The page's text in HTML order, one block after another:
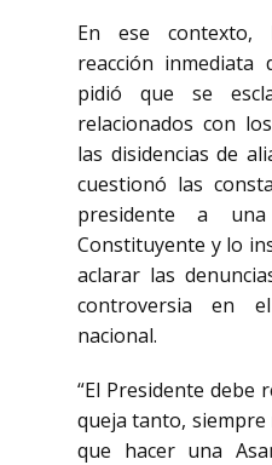
En ese contexto,
reacción
pidió que se
relacionados con
las disidencias de
cuestionó las
presidente a una
Constituyente y lo
aclarar las
controversia en
nacional.
“El Presidente debe
queja tanto, siempre
que hacer una